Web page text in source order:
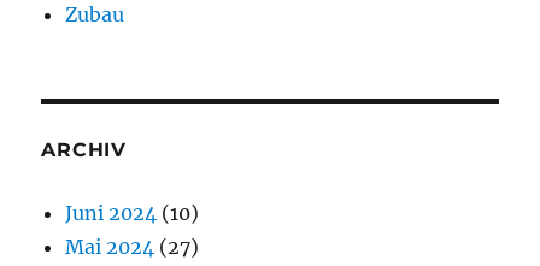
Zubau
ARCHIV
Juni 2024 (10)
Mai 2024 (27)